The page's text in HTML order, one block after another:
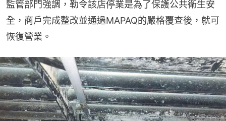
監管部門強調，勒令該店停業是為了保護公共衛生安
全，商戶完成整改並通過MAPAQ的嚴格覆查後，就可
恢復營業。